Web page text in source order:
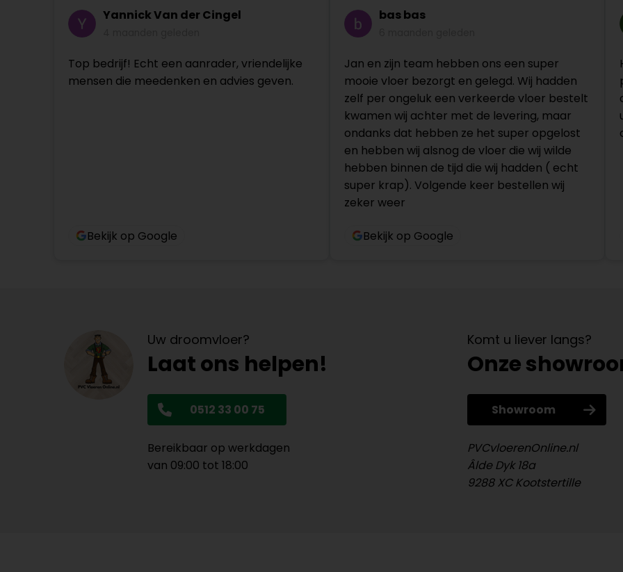
Yannick Van der Cingel
Top bedrijf! Echt een aanrader, vriendelijke
mensen die meedenken en advies geven.
Bekijk op Google
bas bas
Jan en zijn team hebben ons een super
mooie vloer bezorgt en gelegd. Wij hadden
zelf per ongeluk een verkeerde vloer bestelt
kwamen wij achter met de levering, maar
ondanks dat hebben ze het super opgelost
en hebben wij alsnog de vloer die wij wilde
hebben binnen de tijd die wij hadden ( echt
super krap). Volgende keer bestellen wij
zeker weer
Bekijk op Google
Uw droomvloer?
Laat ons helpen!
0512 33 00 75
Bereikbaar op werkdagen
van 09:00 tot 18:00
Komt u liever langs?
Onze
Showroom
PVCvloerenOnline.nl
Âlde Dyk 18a
9288 XC Kootstertille